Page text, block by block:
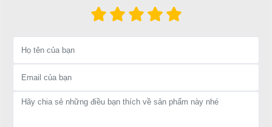
Hân hạnh được phục vụ mọi người
LIÊN HỆ CÔNG TY:Công ty TNHH TM DV XNK